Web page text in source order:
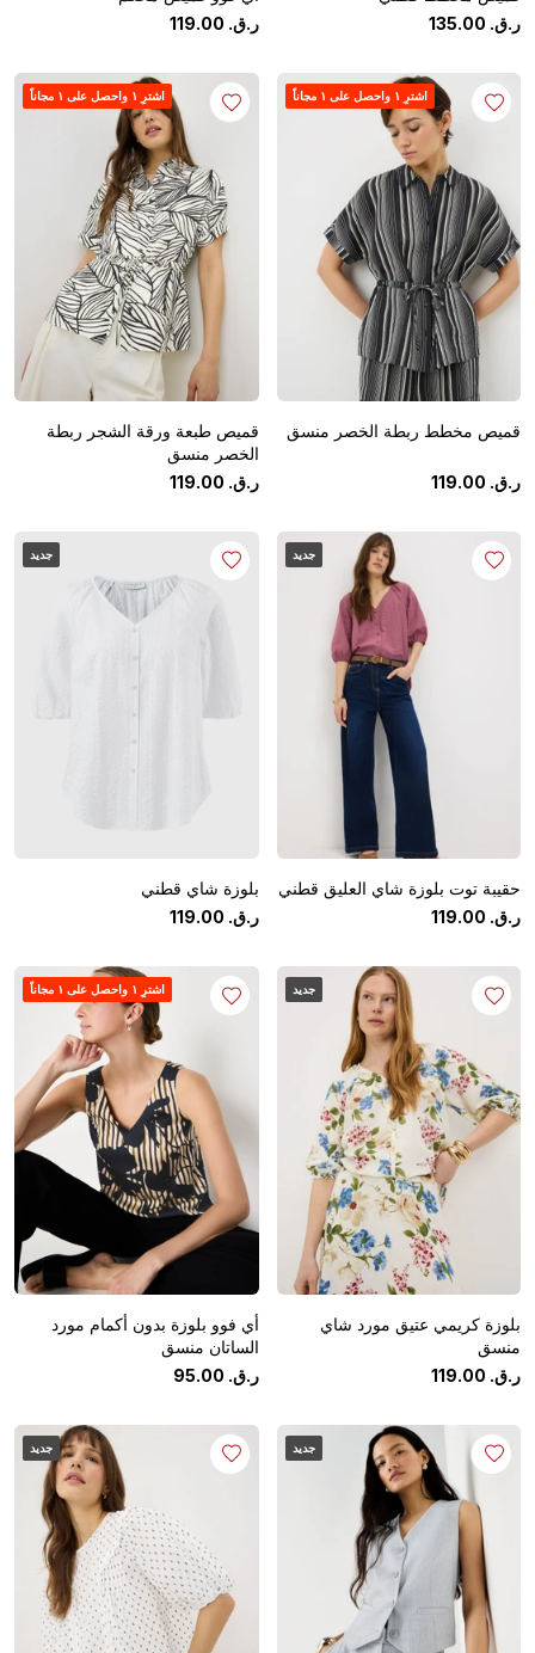
ر.ق.
135.00
ر.ق.
119.00
اشترِ ١ واحصل على ١ مجاناً
قميص مخطط ربطة الخصر منسق
ر.ق. 119.00
اشترِ ١ واحصل على ١ مجاناً
قميص طبعة ورقة الشجر ربطة
الخصر منسق
ر.ق.
119.00
جديد
حقيبة توت بلوزة شاي العليق قطني
ر.ق.
119.00
جديد
بلوزة شاي قطني
ر.ق.
119.00
جديد
بلوزة كريمي عتيق مورد شاي
منسق
ر.ق.
119.00
اشترِ ١ واحصل على ١ مجاناً
أي فوو بلوزة بدون أكمام مورد
الساتان منسق
ر.ق.
95.00
جديد جديد